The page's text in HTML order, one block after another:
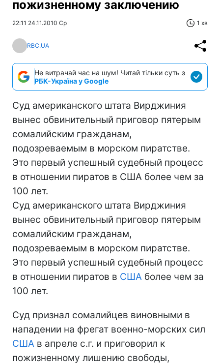
пожизненному заключению
22:11 24.11.2010 Ср 1 хв
RBC.UA
Не витрачай час на шум! Читай тільки суть з
РБК-Україна у Google
Суд американского штата Вирджиния
вынес обвинительный приговор пятерым
сомалийским гражданам,
подозреваемым в морском пиратстве.
Это первый успешный судебный процесс
в отношении пиратов в США более чем за
100 лет.
Суд американского штата Вирджиния
вынес обвинительный приговор пятерым
сомалийским гражданам,
подозреваемым в морском пиратстве.
Это первый успешный судебный процесс
в отношении пиратов в США более чем за
100 лет.
Суд признал сомалийцев виновными в
нападении на фрегат военно-морских сил
США в апреле с.г. и приговорил к
пожизненному лишению свободы,